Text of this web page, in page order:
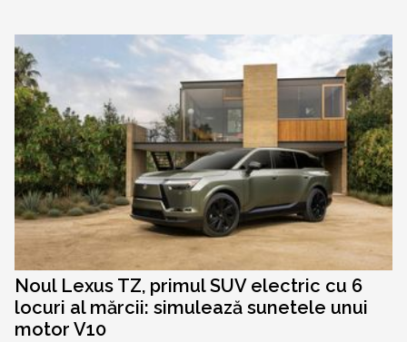
Noul Lexus TZ, primul SUV electric cu 6
locuri al mărcii: simulează sunetele unui
motor V10